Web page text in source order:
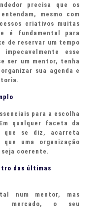
precisa que os
mesmo com
criativos muitas
é fundamental para
de reservar um tempo
esse
ser um mentor, tenha
sua agenda e
para a escolha
qualquer faceta da
que se diz, acarreta
uma organização
seja coerente.
das últimas
num mentor, mas
mercado, o seu